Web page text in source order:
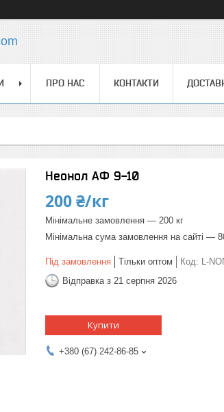
ПРО НАС КОНТАКТИ
Неонол АФ 9-10
200 ₴/кг
Мінімальне замовлення — 200 кг
Мінімальна сума замовлення на сайті —
Під замовлення Тільки оптом Код: L-
Відправка з 21 серпня 2026
Купити
+380 (67) 242-86-85